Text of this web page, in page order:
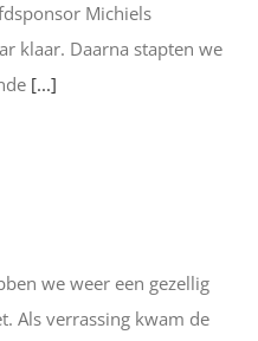
Michiels
klaar. Daarna stapten we
[...]
we weer een gezellig
Als verrassing kwam de